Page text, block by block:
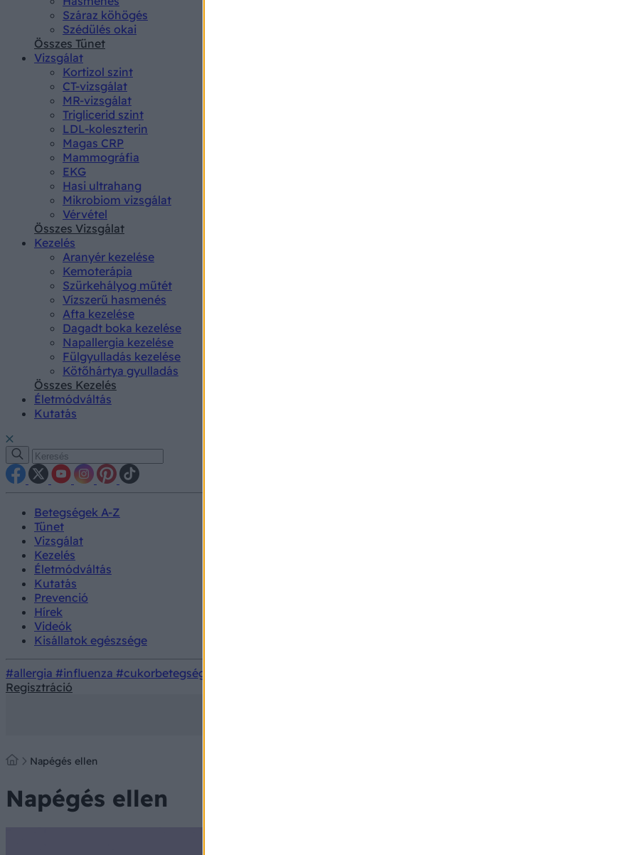
Száraz köhögés
Szédülés okai
Összes Tünet
Vizsgálat
Kortizol szint
CT-vizsgálat
MR-vizsgálat
Triglicerid szint
LDL-koleszterin
Magas CRP
Mammográfia
EKG
Hasi ultrahang
Mikrobiom vizsgálat
Vérvétel
Összes Vizsgálat
Kezelés
Aranyér kezelése
Kemoterápia
Szürkehályog műtét
Vízszerű hasmenés
Afta kezelése
Dagadt boka kezelése
Napallergia kezelése
Fülgyulladás kezelése
Kötőhártya gyulladás
Összes Kezelés
Életmódváltás
Kutatás
Betegségek A-Z
Tünet
Vizsgálat
Kezelés
Életmódváltás
Kutatás
Prevenció
Hírek
Videók
Kisállatok egészsége
#allergia #influenza #cukorbetegség
Regisztráció
Napégés ellen
Napégés ellen